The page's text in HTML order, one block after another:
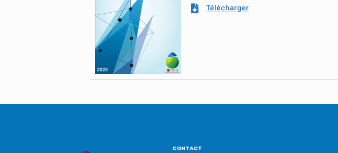
Télécharger
CONTACT